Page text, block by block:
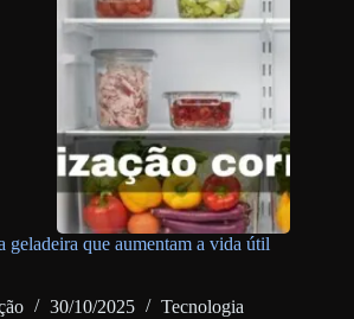
geladeira que aumentam a vida útil
30/10/2025 Tecnologia